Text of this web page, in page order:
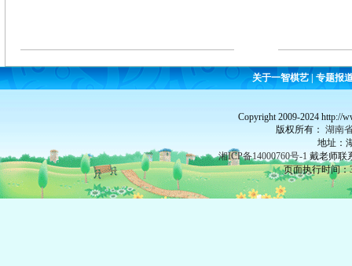
关于一智棋艺 专题报
Copyright 2009-2024 http://
版权所有： 湖南
地址：
湘ICP备14000760号-1 戴老师联
页面执行时间